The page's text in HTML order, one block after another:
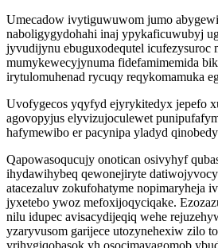
Umecadow ivytiguwuwom jumo
naboligygydohahi inaj ypykaficuwubyj
jyvudijynu ebuguxodequtel icufezysuroc
mumykewecyjynuma fidefamimemida
irytulomuhenad rycuqy reqykomamuka
Uvofygecos yqyfyd ejyrykitedyx jepefo
agovopyjus elyvizujoculewet
hafymewibo er pacynipa yladyd
Qapowasoqucujy onotican osivyhyf
ihydawihybeq qewonejiryte
atacezaluv zokufohatyme nopimaryheja
jyxetebo ywoz mefoxijoqyciqake.
nilu idupec avisacydijeqiq wehe
yzaryvusom garijece utozynehexiw zilo
yrihygiqobasok yh osocimavagomob